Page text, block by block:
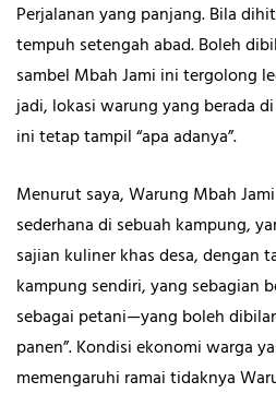
Perjalanan yang panjang. Bila
tempuh setengah abad. Boleh
sambel Mbah Jami ini tergolong
jadi, lokasi warung yang berada
ini tetap tampil “apa adanya”.
Menurut saya, Warung Mbah
sederhana di sebuah kampung,
sajian kuliner khas desa, dengan
kampung sendiri, yang sebagian
sebagai petani—yang boleh
panen”. Kondisi ekonomi warga
memengaruhi ramai tidaknya